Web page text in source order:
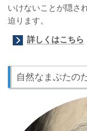
いけないことが隠さ
迫ります。
詳しくはこちら
自然なまぶたの